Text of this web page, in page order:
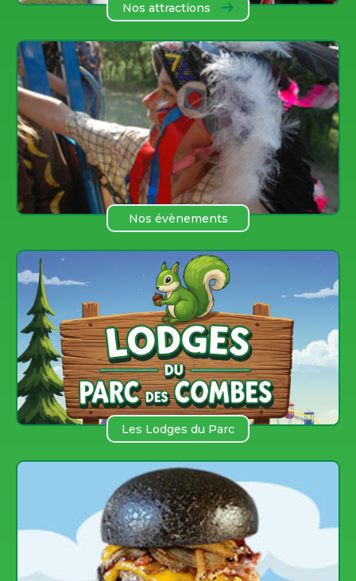
Nos attractions
Nos évènements
Les Lodges du Parc